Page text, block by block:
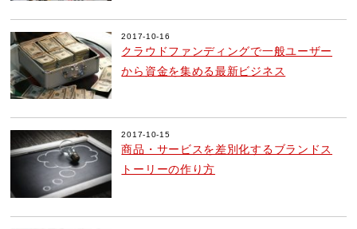
2017-10-16
クラウドファンディングで一般ユーザー
から資金を集める最新ビジネス
2017-10-15
商品・サービスを差別化するブランドス
トーリーの作り方